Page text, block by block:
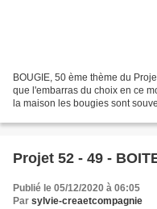
BOUGIE, 50 ème thème du
que l'embarras du choix en ce
la maison les bougies sont
Projet 52 - 49 -
Publié le 05/12/2020 à 06:05
Par sylvie-creaetcompagnie